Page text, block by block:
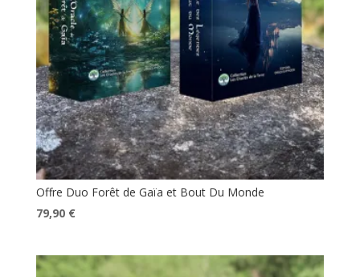
Offre Duo Forêt de Gaïa et Bout Du Monde
Le
était :
79,90 €Le
est :